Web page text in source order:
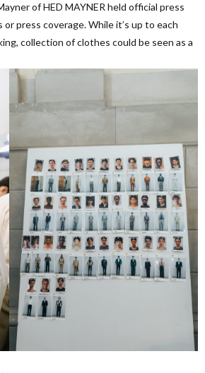
of HED MAYNER held official press
press coverage. While it’s up to each
collection of clothes could be seen as a